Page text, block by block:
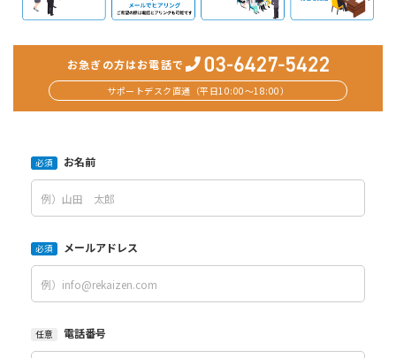
お急ぎの方はお電話で
サポートデスク直通（平日10:00〜18:00）
必須 お名前
必須 メールアドレス
任意 電話番号